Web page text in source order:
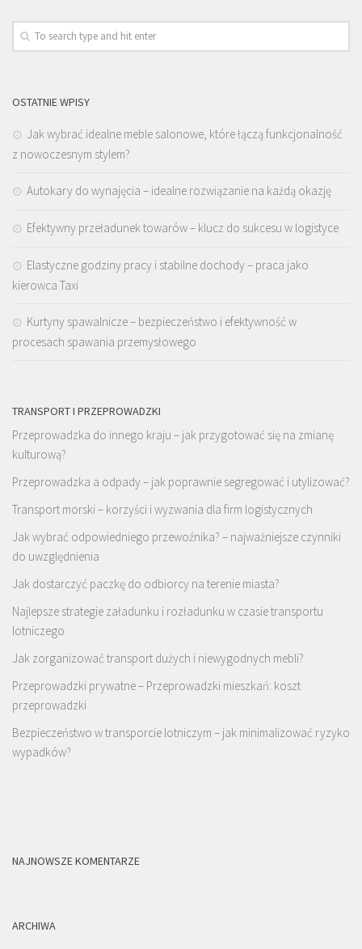
OSTATNIE WPISY
Jak wybrać idealne meble salonowe, które łączą funkcjonalność
z nowoczesnym stylem?
Autokary do wynajęcia – idealne rozwiązanie na każdą okazję
Efektywny przeładunek towarów – klucz do sukcesu w logistyce
Elastyczne godziny pracy i stabilne dochody – praca jako
kierowca Taxi
Kurtyny spawalnicze – bezpieczeństwo i efektywność w
procesach spawania przemysłowego
TRANSPORT I PRZEPROWADZKI
Przeprowadzka do innego kraju – jak przygotować się na zmianę
kulturową?
Przeprowadzka a odpady – jak poprawnie segregować i utylizować?
Transport morski – korzyści i wyzwania dla firm logistycznych
Jak wybrać odpowiedniego przewoźnika? – najważniejsze czynniki
do uwzględnienia
Jak dostarczyć paczkę do odbiorcy na terenie miasta?
Najlepsze strategie załadunku i rozładunku w czasie transportu
lotniczego
Jak zorganizować transport dużych i niewygodnych mebli?
Przeprowadzki prywatne – Przeprowadzki mieszkań: koszt
przeprowadzki
Bezpieczeństwo w transporcie lotniczym – jak minimalizować ryzyko
wypadków?
NAJNOWSZE KOMENTARZE
ARCHIWA